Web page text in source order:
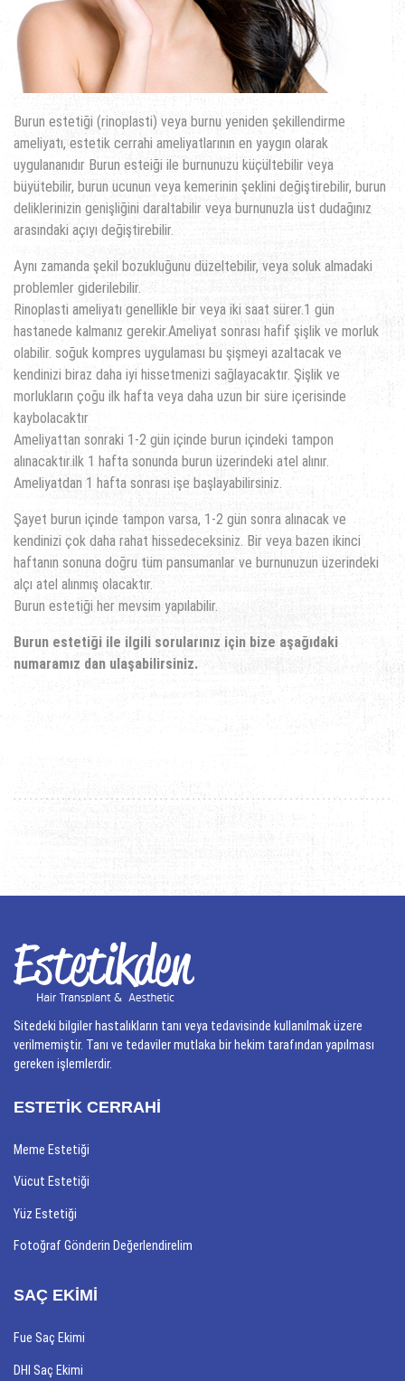
Burun estetiği (rinoplasti) veya burnu yeniden şekillendirme
ameliyatı, estetik cerrahi ameliyatlarının en yaygın olarak
uygulananıdır Burun esteiği ile burnunuzu küçültebilir veya
büyütebilir, burun ucunun veya kemerinin şeklini değiştirebilir, burun
deliklerinizin genişliğini daraltabilir veya burnunuzla üst dudağınız
arasındaki açıyı değiştirebilir.
Aynı zamanda şekil bozukluğunu düzeltebilir, veya soluk almadaki
problemler giderilebilir.
Rinoplasti ameliyatı genellikle bir veya iki saat sürer.1 gün
hastanede kalmanız gerekir.Ameliyat sonrası hafif şişlik ve morluk
olabilir. soğuk kompres uygulaması bu şişmeyi azaltacak ve
kendinizi biraz daha iyi hissetmenizi sağlayacaktır. Şişlik ve
morlukların çoğu ilk hafta veya daha uzun bir süre içerisinde
kaybolacaktır
Ameliyattan sonraki 1-2 gün içinde burun içindeki tampon
alınacaktır.ilk 1 hafta sonunda burun üzerindeki atel alınır.
Ameliyatdan 1 hafta sonrası işe başlayabilirsiniz.
Şayet burun içinde tampon varsa, 1-2 gün sonra alınacak ve
kendinizi çok daha rahat hissedeceksiniz. Bir veya bazen ikinci
haftanın sonuna doğru tüm pansumanlar ve burnunuzun üzerindeki
alçı atel alınmış olacaktır.
Burun estetiği her mevsim yapılabilir.
Burun estetiği ile ilgili sorularınız için bize aşağıdaki
numaramız dan ulaşabilirsiniz.
Sitedeki bilgiler hastalıkların tanı veya tedavisinde kullanılmak üzere
verilmemiştir. Tanı ve tedaviler mutlaka bir hekim tarafından yapılması
gereken işlemlerdir.
ESTETİK CERRAHİ
Meme Estetiği
Vücut Estetiği
Yüz Estetiği
Fotoğraf Gönderin Değerlendirelim
SAÇ EKİMİ
Fue Saç Ekimi
DHI Saç Ekimi